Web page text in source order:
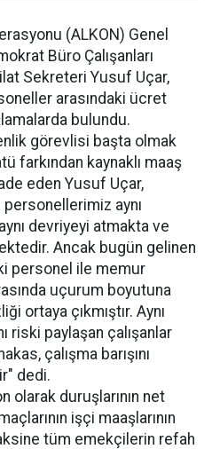
(ALKON) Genel
Büro Çalışanları
Sekreteri Yusuf Uçar,
arasındaki ücret
bulundu.
görevlisi başta olmak
farkından kaynaklı maaş
eden Yusuf Uçar,
aynı
devriyeyi atmakta ve
Ancak bugün gelinen
personel ile memur
uçurum boyutuna
ortaya çıkmıştır. Aynı
riski paylaşan çalışanlar
çalışma barışını
dedi.
olarak duruşlarının net
işçi maaşlarının
tüm emekçilerin refah